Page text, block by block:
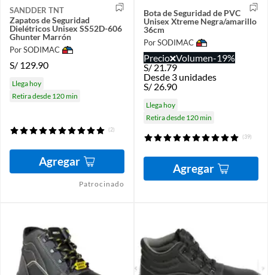
SANDDER TNT
Zapatos de Seguridad
Dielétricos Unisex SS52D-606
Ghunter Marrón
Por SODIMAC
S/ 129.90
Llega hoy
Retira desde 120 min
(2)
Agregar
Patrocinado
Bota de Seguridad de PVC
Unisex Xtreme Negra/amarillo
36cm
Por SODIMAC
Precio Volumen-19%
S/21.79
Desde 3 unidades
S/ 26.90
Llega hoy
Retira desde 120 min
(39)
Agregar